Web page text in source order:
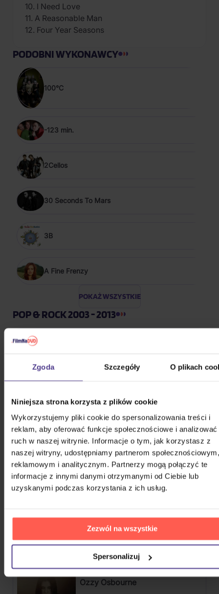
Zgoda Szczegóły O plikach
Niniejsza strona korzysta z plików cookie
Wykorzystujemy pliki cookie do spersonalizowania treści i
reklam, aby oferować funkcje społecznościowe i analizować
ruch w naszej witrynie. Informacje o tym, jak korzystasz z
naszej witryny, udostępniamy partnerom społecznościowym,
reklamowym i analitycznym. Partnerzy mogą połączyć te
informacje z innymi danymi otrzymanymi od Ciebie lub
uzyskanymi podczas korzystania z ich usług.
Zezwól na wszystkie
Spersonalizuj
10. I Need Love
11. A Reasonable Man
12. Four Year Seasons
PODOBNI WYKONAWCY
100°C
-123 min.
2Cellos
30 Seconds To Mars
3B
A Fine Frenzy
POKAŻ WSZYSTKIE
POP & ROCK 2003 - 2013
3CD
Zagorová Hana: Zlatá kolekce, S
úctou
4CD
Na magazynie 97,70 zł
Bartošová Iveta: Platinum
3CD
Na magazynie 41,80 zł
Osbourne Ozzy: The Essential
Ozzy Osbourne